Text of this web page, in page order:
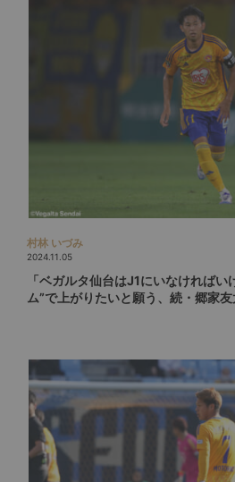
村林 いづみ
2024.11.05
「ベガルタ仙台はJ1にいなければい
ム”で上がりたいと願う、続・郷家